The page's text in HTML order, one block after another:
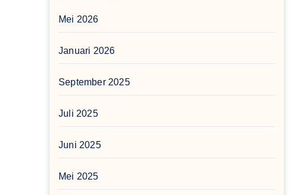
Mei 2026
Januari 2026
September 2025
Juli 2025
Juni 2025
Mei 2025